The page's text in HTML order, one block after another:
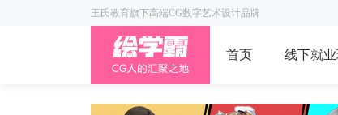
王氏教育旗下高端CG数字艺术设计品牌
首页 线下就业